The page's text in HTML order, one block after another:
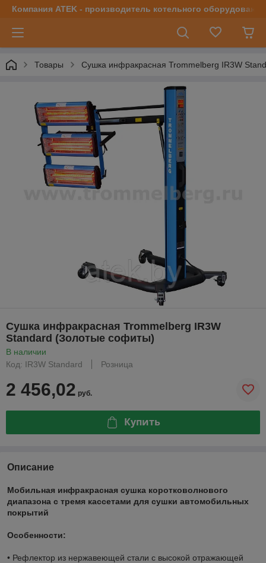
Компания ATEK - производитель котельного оборудования
Товары Сушка инфракрасная Trommelberg IR3W
Сушка инфракрасная Trommelberg IR3W
Standard (Золотые софиты)
В наличии
Код: IR3W Standard
Розница
2 456,02 руб.
Купить
Описание
Мобильная инфракрасная сушка коротковолнового
диапазона с тремя кассетами для сушки автомобильных
покрытий
Особенности:
• Рефлектор из нержавеющей стали с высокой отражающей